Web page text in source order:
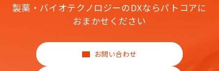
製薬・バイオテクノロジーのDXならパトコアに
おまかせください
お問い合わせ